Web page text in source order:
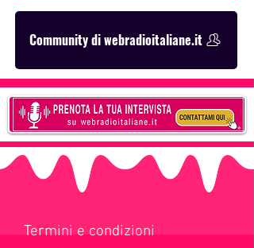
Community di webradioitaliane.it
Termini e condizioni